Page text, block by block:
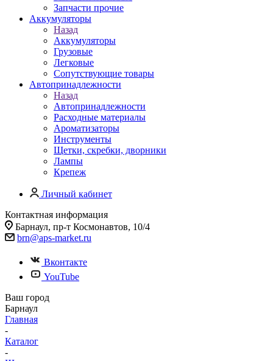
Запчасти прочие
Аккумуляторы
Назад
Аккумуляторы
Грузовые
Легковые
Сопутствующие товары
Автопринадлежности
Назад
Автопринадлежности
Расходные материалы
Ароматизаторы
Инструменты
Щетки, скребки, дворники
Лампы
Крепеж
Личный кабинет
Контактная информация
Барнаул, пр-т Космонавтов, 10/4
brn@aps-market.ru
Вконтакте
YouTube
Ваш город
Барнаул
Главная
-
Каталог
-